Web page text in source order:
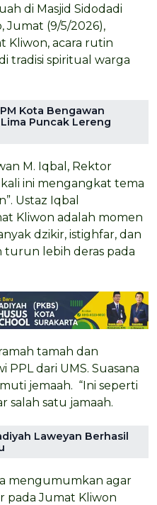
di Masjid Sidodadi
Jumat (9/5/2026),
Kliwon, acara rutin
tradisi spiritual warga
Kota Bengawan
Puncak Lereng
M. Iqbal, Rektor
ini mengangkat tema
Ustaz Iqbal
Kliwon adalah momen
dzikir, istighfar, dan
lebih deras pada
tamah dan
PPL dari UMS. Suasana
jemaah. “Ini seperti
salah satu jamaah.
Laweyan Berhasil
mengumumkan agar
pada Jumat Kliwon